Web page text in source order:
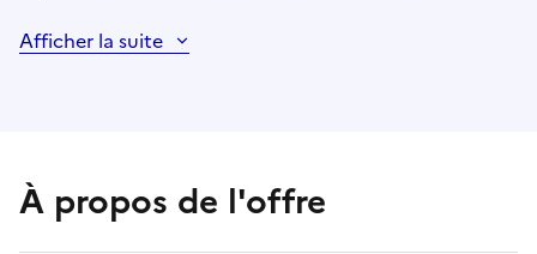
Afficher la suite
À propos de l'offre